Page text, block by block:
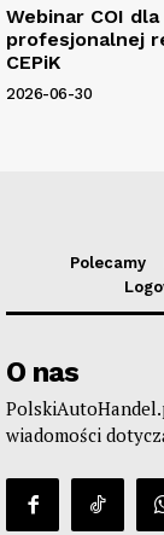
Webinar COI
profesjonalnej
CEPiK
2026-06-30
Polecamy
O nas
wiadomości